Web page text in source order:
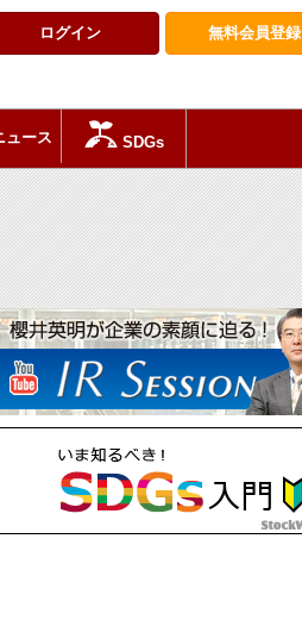
無料会員登録
ログイン
ュース SDGs